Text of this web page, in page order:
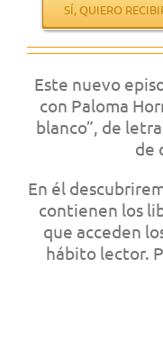
SÍ, QUIERO
Este nuevo
con Paloma
blanco”, de
de
En él
contienen los
que acceden
hábito lector.